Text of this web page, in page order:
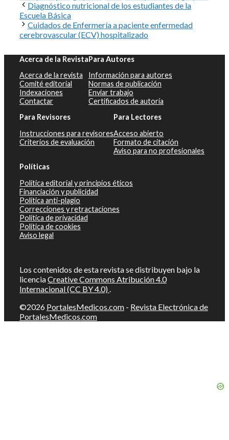
Diagnóstico nutricional de los estudiantes de la
Escuela Básica
Cuidados de Enfermería a paciente enfermedad
cerebrovascular (ECV) hospitalizado
Acerca de la Revista
Acerca de la revista
Comité editorial
Indexaciones
Contactar
Para Autores
Información para autores
Normas de publicación
Enviar trabajo
Certificados de autoría
Para Revisores
Instrucciones para revisores
Criterios de evaluación
Para Lectores
Acceso abierto
Formato de citación
Aviso para no profesionales
Políticas
Política editorial y principios éticos
Financiación y publicidad
Política anti-plagio
Correcciones y retractaciones
Política de privacidad
Política de cookies
Aviso legal
Los contenidos de esta revista se distribuyen bajo la
licenciaCreative Commons Atribución 4.0
Internacional (CC BY 4.0) .
©2026 PortalesMedicos.com - Revista Electrónica de
PortalesMedicos.com